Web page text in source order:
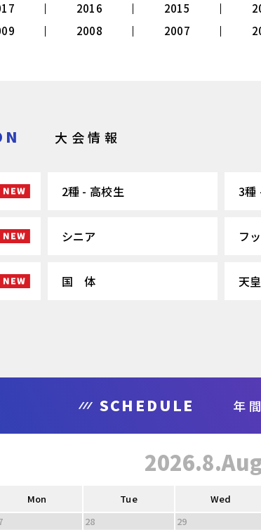
2016 2015
2008 2007
大会情報
2種 - 高校生 3種
シニア フ
国 体 天
SCHEDULE 年
Mon Tue Wed
28 29